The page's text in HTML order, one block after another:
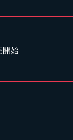
開始